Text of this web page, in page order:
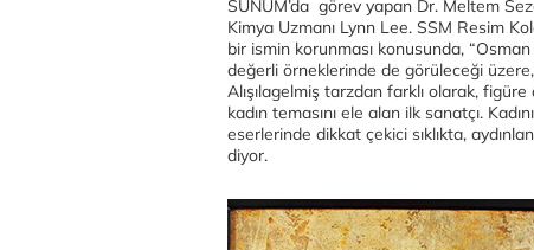
SUNUM’da görev yapan Dr. Meltem
Kimya Uzmanı Lynn Lee. SSM Resim
bir ismin korunması konusunda,
değerli örneklerinde de görüleceği
Alışılagelmiş tarzdan farklı olarak, figüre
kadın temasını ele alan ilk sanatçı.
eserlerinde dikkat çekici sıklıkta,
diyor.